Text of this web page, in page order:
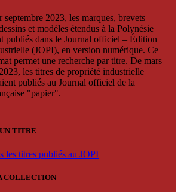
septembre 2023, les marques, brevets
et modèles étendus à la Polynésie
publiés dans le Journal officiel – Édition
(JOPI), en version numérique. Ce
permet une recherche par titre. De mars
les titres de propriété industrielle
publiés au Journal officiel de la
"papier".
TITRE
les titres publiés au JOPI
COLLECTION